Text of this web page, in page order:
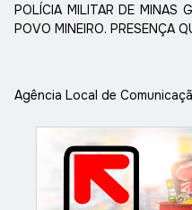
POLÍCIA MILITAR DE MINAS
POVO MINEIRO. PRESENÇA
Agência Local de